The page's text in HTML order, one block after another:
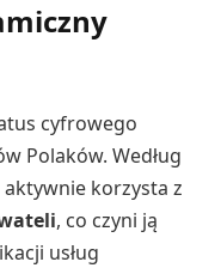
cyfrowego
Polaków. Według
korzysta z
, co czyni ją
usług